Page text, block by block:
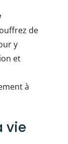
de
y
et
à
vie